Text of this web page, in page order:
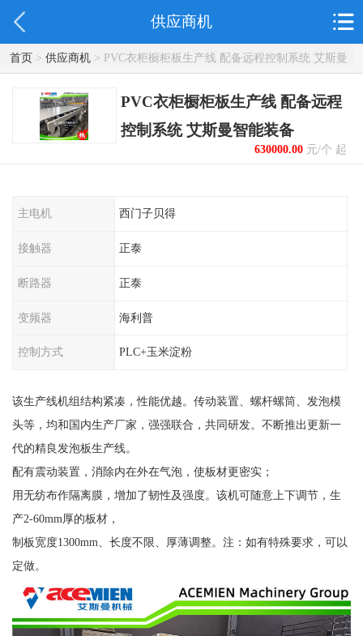
供应商机
首页> 供应商机> PVC衣柜橱柜板生产线 配备远程控制系统 艾斯曼
智能装备
PVC衣柜橱柜板生产线 配备远程
控制系统 艾斯曼智能装备
630000.00元/个 起
主电机 西门子贝得
接触器 正泰
断路器 正泰
变频器 海利普
控制方式 PLC+玉米淀粉
该生产线机组结构紧凑，性能优越。传动装置、螺杆螺筒、发泡模
头等，均和国内生产厂家，强强联合，共同研发。不断推出更新一
代的精良发泡板生产线。
配有震动装置，消除内在外在气泡，使板材更密实；
用无纺布作隔离膜，增加了韧性及强度。该机可随意上下调节，生
产2-60mm厚的板材，
制板宽度1300mm、长度不限、厚薄调整。注：如有特殊要求，可以
定做。